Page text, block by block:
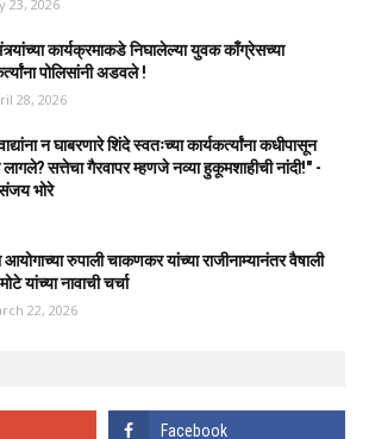
23, 2026
कार्यक्रमाकडे निघालेल्या युवक काँग्रेसच्या
पोलिसांनी अडवले !
28, 2026
न घाबरणारे शिंदे स्वतःच्या कार्यकर्त्यांना कधीपासून
सत्तेचा गैरवापर म्हणजे नव्या हुकूमशाहीची नांदी!" -
भोरे
आयोगाच्या रुपाली चाकणकर यांच्या राजीनाम्यानंतर वैषाली
यांच्या नावाची चर्चा
22, 2026